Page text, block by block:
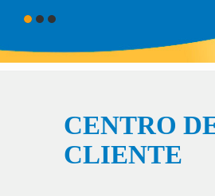
CENTRO
CLIENTE